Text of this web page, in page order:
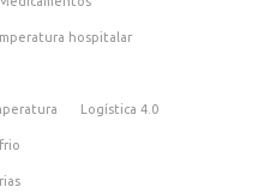
hospitalar
Logística 4.0